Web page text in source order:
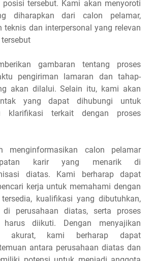
tersebut. Kami akan menyoroti
diharapkan dari calon pelamar,
teknis dan interpersonal yang relevan
gambaran tentang proses
pengiriman lamaran dan tahap-
akan dilalui. Selain itu, kami akan
yang dapat dihubungi untuk
klarifikasi terkait dengan proses
menginformasikan calon pelamar
karir yang menarik di
diatas. Kami berharap dapat
kerja untuk memahami dengan
kualifikasi yang dibutuhkan,
perusahaan diatas, serta proses
harus diikuti. Dengan menyajikan
akurat, kami berharap dapat
antara perusahaan diatas dan